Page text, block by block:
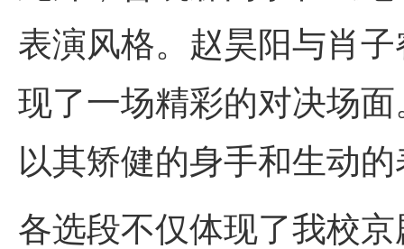
表演风格。赵昊阳与肖
现了一场精彩的对决场
以其矫健的身手和生动
各选段不仅体现了我校